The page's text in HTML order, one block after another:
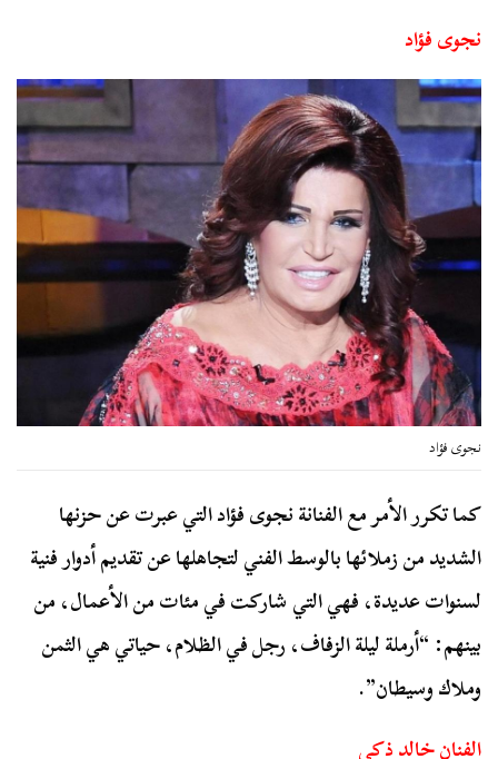
نجوى فؤاد
نجوى فؤاد
كما تكرر الأمر مع الفنانة نجوى فؤاد التي عبرت عن حزنها
الشديد من زملائها بالوسط الفني لتجاهلها عن تقديم أدوار فنية
لسنوات عديدة، فهي التي شاركت في مئات من الأعمال، من
بينهم: “أرملة ليلة الزفاف، رجل في الظلام، حياتي هي الثمن
وملاك وسيطان”.
الفنان خالد ذكي